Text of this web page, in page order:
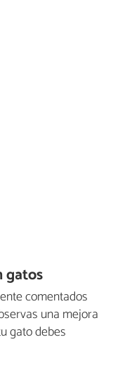
gatos
comentados
una mejora
gato debes